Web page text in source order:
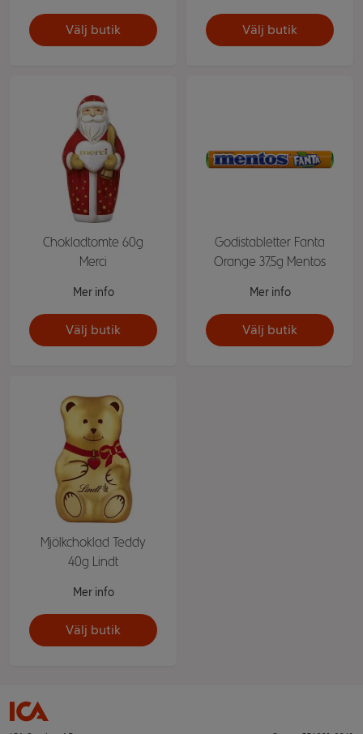
Välj butik Välj butik
Chokladtomte 60g
Merci
Mer info
Välj butik
Godistabletter Fanta
Orange 37,5g Mentos
Mer info
Välj butik
Mjölkchoklad Teddy
40g Lindt
Mer info
Välj butik